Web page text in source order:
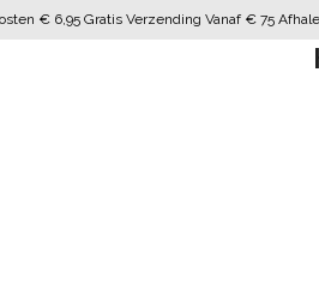
€ 6,95 Gratis Verzending Vanaf € 75